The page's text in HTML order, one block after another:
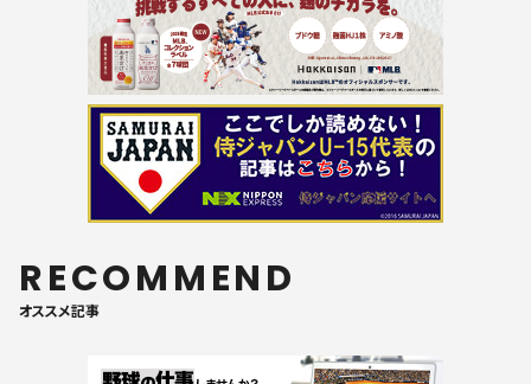
RECOMMEND
オススメ記事